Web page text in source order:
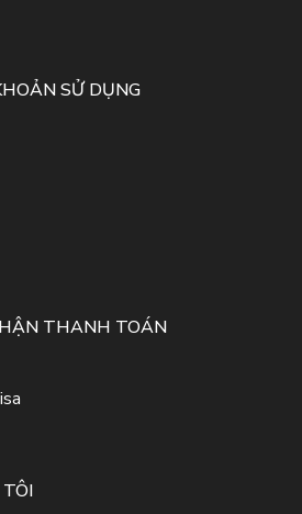
SỬ DỤNG
THANH TOÁN